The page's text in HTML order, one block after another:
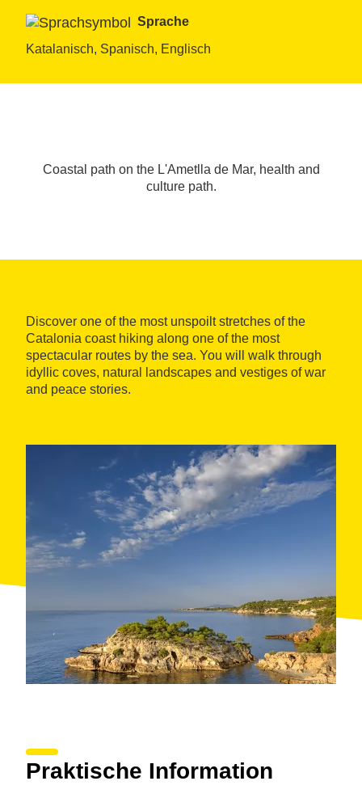
Sprache
Katalanisch, Spanisch, Englisch
Coastal path on the L'Ametlla de Mar, health and
culture path.
Discover one of the most unspoilt stretches of the
Catalonia coast hiking along one of the most
spectacular routes by the sea. You will walk through
idyllic coves, natural landscapes and vestiges of war
and peace stories.
Praktische Information